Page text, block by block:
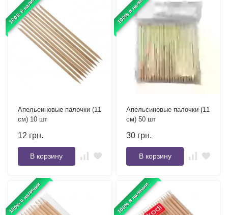
100% в наличии
Апельсиновые палочки (11
см) 10 шт
12 грн.
В корзину
100% в наличии
Апельсиновые палочки (11
см) 50 шт
30 грн.
В корзину
100% в наличии 100% в наличии